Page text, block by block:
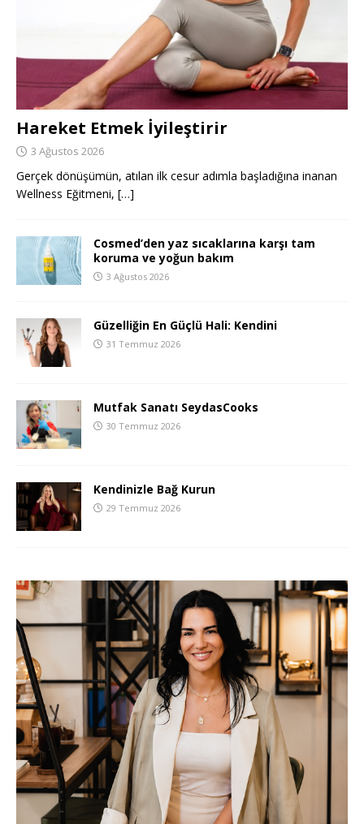
Hareket Etmek İyileştirir
3 Ağustos 2026
Gerçek dönüşümün, atılan ilk cesur adımla başladığına inanan
Wellness Eğitmeni, […]
Cosmed’den yaz sıcaklarına karşı tam
koruma ve yoğun bakım
3 Ağustos 2026
Güzelliğin En Güçlü Hali: Kendini
31 Temmuz 2026
Mutfak Sanatı SeydasCooks
30 Temmuz 2026
Kendinizle Bağ Kurun
29 Temmuz 2026